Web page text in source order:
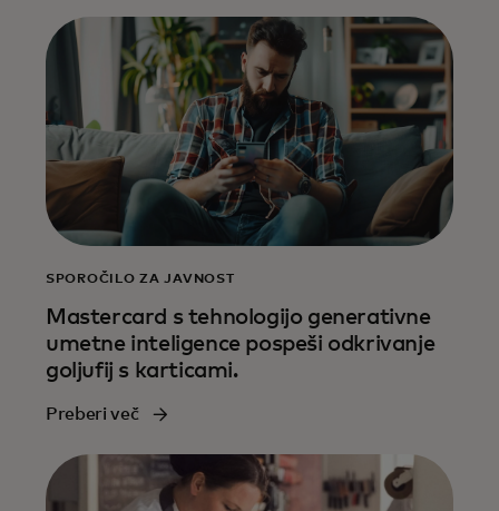
SPOROČILO ZA JAVNOST
Mastercard s tehnologijo generativne
umetne inteligence pospeši odkrivanje
goljufij s karticami.
Preberi več